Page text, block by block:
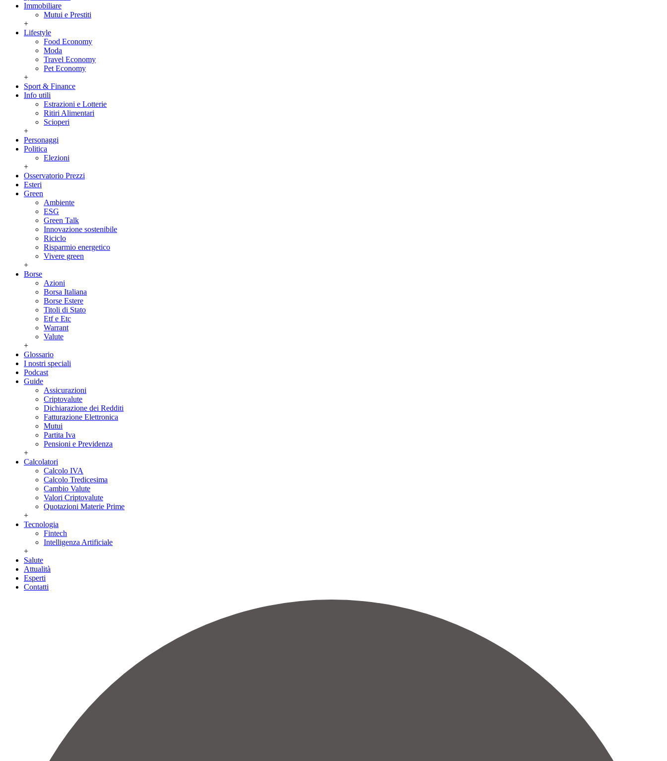
Immobiliare
Mutui e Prestiti
+
Lifestyle
Food Economy
Moda
Travel Economy
Pet Economy
+
Sport & Finance
Info utili
Estrazioni e Lotterie
Ritiri Alimentari
Scioperi
+
Personaggi
Politica
Elezioni
+
Osservatorio Prezzi
Esteri
Green
Ambiente
ESG
Green Talk
Innovazione sostenibile
Riciclo
Risparmio energetico
Vivere green
+
Borse
Azioni
Borsa Italiana
Borse Estere
Titoli di Stato
Etf e Etc
Warrant
Valute
+
Glossario
I nostri speciali
Podcast
Guide
Assicurazioni
Criptovalute
Dichiarazione dei Redditi
Fatturazione Elettronica
Mutui
Partita Iva
Pensioni e Previdenza
+
Calcolatori
Calcolo IVA
Calcolo Tredicesima
Cambio Valute
Valori Criptovalute
Quotazioni Materie Prime
+
Tecnologia
Fintech
Intelligenza Artificiale
+
Salute
Attualità
Esperti
Contatti